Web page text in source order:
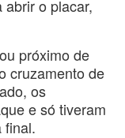
o placar,
próximo de
cruzamento de
os
e só tiveram
final.